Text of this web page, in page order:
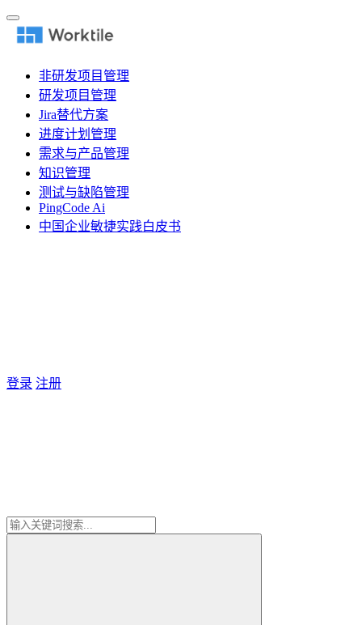
非研发项目管理
研发项目管理
Jira替代方案
进度计划管理
需求与产品管理
知识管理
测试与缺陷管理
PingCode Ai
中国企业敏捷实践白皮书
登录 注册